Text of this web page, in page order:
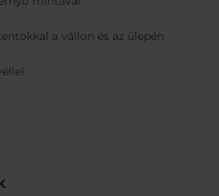
a vállon és az ülepén